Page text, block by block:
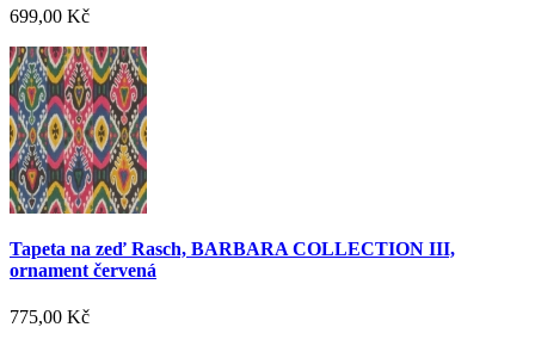
699,00 Kč
Tapeta na zeď Rasch, BARBARA COLLECTION III,
ornament červená
775,00 Kč